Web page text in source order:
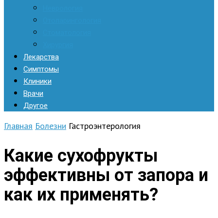
Лекарства
Симптомы
Клиники
Врачи
Другое
Главная Болезни Гастроэнтерология
Какие сухофрукты
эффективны от запора и
как их применять?